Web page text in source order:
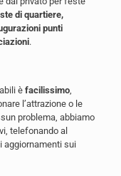
di quartiere,
punti
.
è facilissimo,
l’attrazione o le
problema, abbiamo
telefonando al
aggiornamenti sui